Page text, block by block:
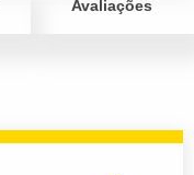
Avaliações